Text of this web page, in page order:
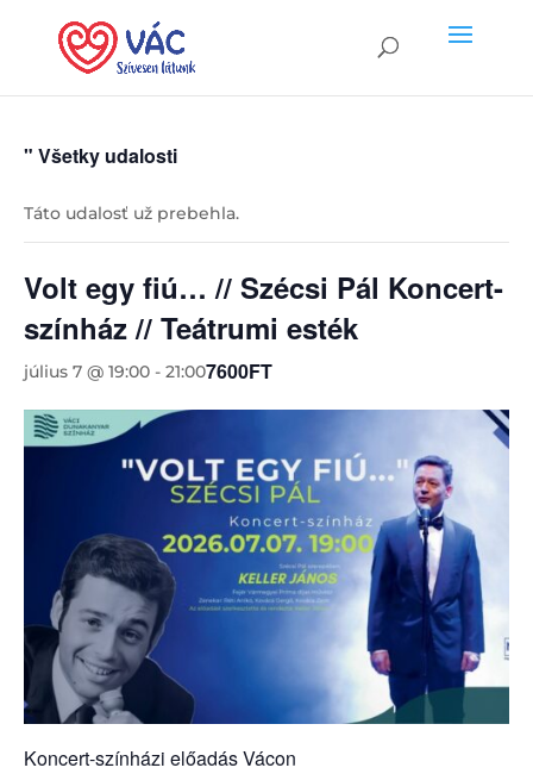
" Všetky udalosti
Táto udalosť už prebehla.
Volt egy fiú… // Szécsi Pál Koncert-
színház // Teátrumi esték
július 7 @ 19:00 - 21:007600FT
Koncert-színházi előadás Vácon